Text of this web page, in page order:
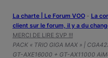
La charte | Le Forum VOO- ‎La
client sur le forum, il y a du
MERCI DE LIRE SVP !!!
PACK « TRIO GIGA MAX » |
GT-AXE16000 + GT-AX11000